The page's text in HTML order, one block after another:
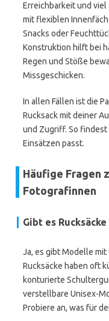
Erreichbarkeit und viel
mit flexiblen
Snacks oder
Konstruktion hilft bei
Regen und Stöße
Missgeschicken.
In allen Fällen ist die
Rucksack mit deiner
und Zugriff. So findest
Einsätzen passt.
Häufige Fragen
Fotografinnen
Gibt es
Ja, es gibt Modelle
Rucksäcke haben oft
konturierte
verstellbare Unisex-
Probiere an, was für